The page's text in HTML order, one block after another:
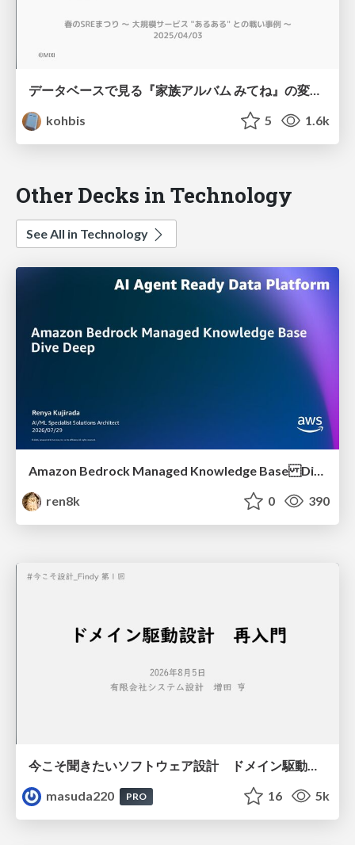
データベースで見る『家族アルバム みてね』の変遷 / The Evolution of Family Album Through the Lens of Databases
kohbis
5 1.6k
Other Decks in Technology
See All in Technology
ren8k
0 390
今こそ聞きたいソフトウェア設計 ドメイン駆動設計再入門
masuda220
PRO 16 5k